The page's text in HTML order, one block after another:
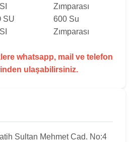
Zımparası
SU
600 Su
Zımparası
whatsapp, mail ve telefon
ulaşabilirsiniz.
Sultan Mehmet Cad. No:4